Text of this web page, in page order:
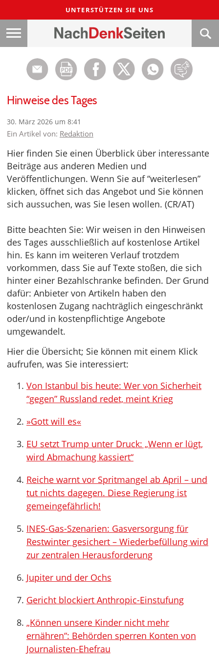
UNTERSTÜTZEN SIE UNS
Hinweise des Tages
30. März 2026 um 8:41
Ein Artikel von: Redaktion
Hier finden Sie einen Überblick über interessante
Beiträge aus anderen Medien und
Veröffentlichungen. Wenn Sie auf “weiterlesen”
klicken, öffnet sich das Angebot und Sie können
sich aussuchen, was Sie lesen wollen. (CR/AT)
Bitte beachten Sie: Wir weisen in den Hinweisen
des Tages ausschließlich auf kostenlose Artikel
hin. Es kann im weiteren Verlauf trotzdem
vorkommen, dass Sie auf Texte stoßen, die sich
hinter einer Bezahlschranke befinden. Der Grund
dafür: Anbieter von Artikeln haben den
kostenlosen Zugang nachträglich eingeschränkt
oder/und in kostenpflichtige Angebote
umgewandelt.
Hier die Übersicht; Sie können mit einem Klick
aufrufen, was Sie interessiert:
Von Istanbul bis heute: Wer von Sicherheit
“gegen” Russland redet, meint Krieg
»Gott will es«
EU setzt Trump unter Druck: „Wenn er lügt,
wird Abmachung kassiert“
Reiche warnt vor Spritmangel ab April – und
tut nichts dagegen. Diese Regierung ist
gemeingefährlich!
INES-Gas-Szenarien: Gasversorgung für
Restwinter gesichert – Wiederbefüllung wird
zur zentralen Herausforderung
Jupiter und der Ochs
Gericht blockiert Anthropic-Einstufung
„Können unsere Kinder nicht mehr
ernähren“: Behörden sperren Konten von
Journalisten-Ehefrau